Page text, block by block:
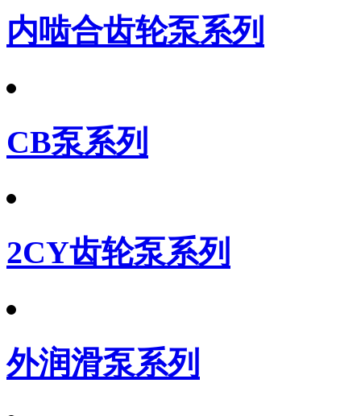
内啮合齿轮泵系列
CB泵系列
2CY齿轮泵系列
外润滑泵系列